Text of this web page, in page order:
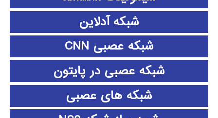
شبکه آدلاین
شبکه عصبی CNN
شبکه عصبی در پایتون
شبکه های عصبی